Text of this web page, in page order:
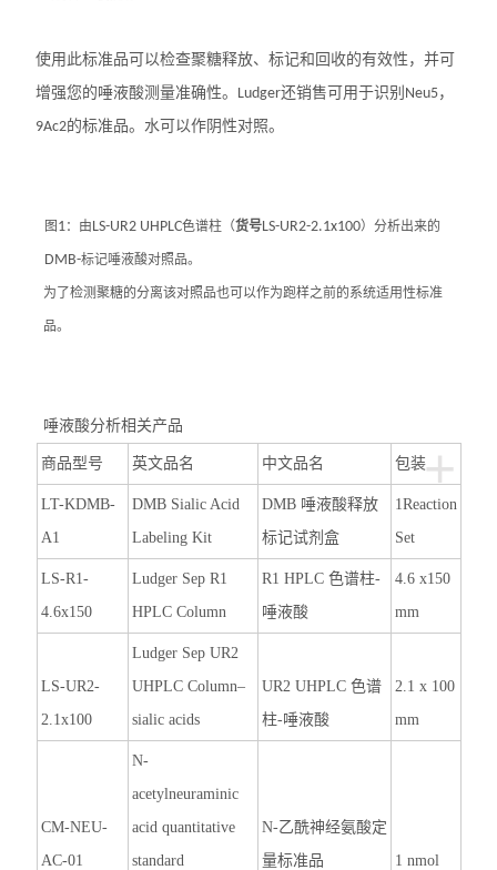
使用此标准品可以检查聚糖释放、标记和回收的有效性，并可
增强您的唾液酸测量准确性。 Ludger还销售可用于识别 Neu5，
9Ac2的标准品。水可以作阴性对照。
图 1：由LS-UR2 UHPLC色谱柱（货号LS-UR2-2.1x100）分析出来的
DMB-标记唾液酸对照品。
为了检测聚糖的分离该对照品也可以作为跑样之前的系统适用性标准
品。
唾液酸分析相关产品
+
商品型号 英文品名 中文品名 包装
LT-KDMB-
A1
DMB Sialic Acid
Labeling Kit
DMB 唾液酸释放
标记试剂盒
1Reaction
Set
LS-R1-
4.6x150
Ludger Sep R1
HPLC Column
R1 HPLC 色谱柱-
唾液酸
4.6 x150
mm
LS-UR2-
2.1x100
Ludger Sep UR2
UHPLC Column–
sialic acids
UR2 UHPLC 色谱
柱-唾液酸
2.1 x 100
mm
CM-NEU-
AC-01
N-
acetylneuraminic
acid quantitative
standard
N-乙酰神经氨酸定
量标准品
1 nmol